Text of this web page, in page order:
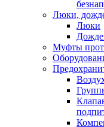
Люки,
Люки
Муфты